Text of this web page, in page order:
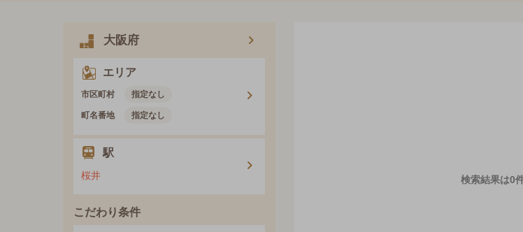
大阪府
エリア
市区町村 指定なし
町名番地 指定なし
駅
桜井
こだわり条件
検索結果は0